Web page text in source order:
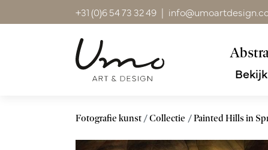
+31 (0)6 54 73 32 49 |
Fotografie kunst Collectie Painted Hills in